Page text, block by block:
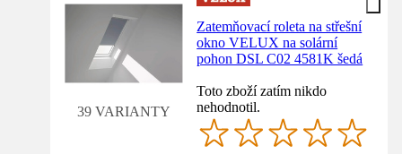
39 VARIANTY
Zatemňovací roleta na střešní
okno VELUX na solární
pohon DSL C02 4581K šedá
Toto zboží zatím nikdo
nehodnotil.